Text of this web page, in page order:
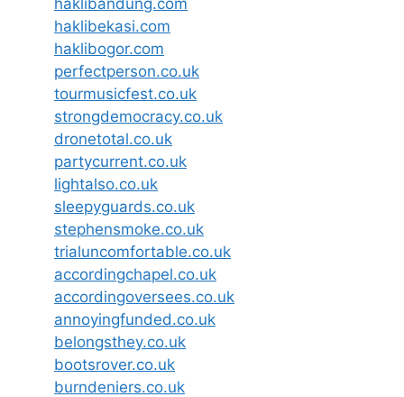
haklibekasi.com
haklibogor.com
perfectperson.co.uk
tourmusicfest.co.uk
strongdemocracy.co.uk
dronetotal.co.uk
partycurrent.co.uk
lightalso.co.uk
sleepyguards.co.uk
stephensmoke.co.uk
trialuncomfortable.co.uk
accordingchapel.co.uk
accordingoversees.co.uk
annoyingfunded.co.uk
belongsthey.co.uk
bootsrover.co.uk
burndeniers.co.uk